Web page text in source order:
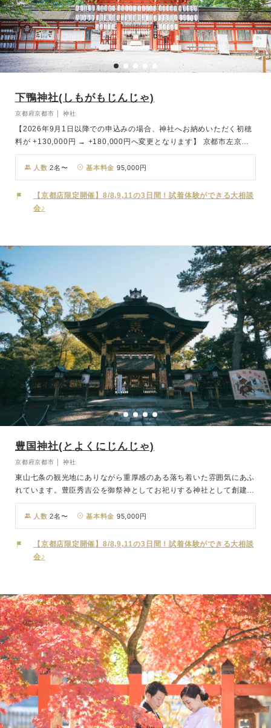
下鴨神社(しもがもじんじゃ)
京都府京都市 │ 神社
【2026年9月1日以降での申込みの場合、神社へお納めいただく初穂
料が +130,000円 → +180,000円へ変更となります】 京都市左京
区、世界遺産にも登録されている賀茂御祖神社(かもみおやじんじ
ゃ)。鴨川の下流に祀られていることから通称「下鴨神社(しもがもじ
んじゃ)」として親しまれています。京都最古の社の一つで山城国一
宮と崇められ、国事や国民の幸福を祈願しています。古くから縁結び
や子育ての神様としても人々から厚く信仰されており、参道は「糺の
で斎主が祝詞を奏上し、新郎新婦の末永い幸せを御祈願いたします。
人数 2名〜 基本料金 95,000円
【京都店限定開催】8/8,9,11の3日間！試着体験ができる大相談
会♪
豊国神社(とよくにじんじゃ)
京都府京都市 │ 神社
東山七条の観光地にありながら重厚感のある落ち着いた雰囲気にあふ
れています。豊臣秀吉公を御祭神としてお祀りする神社として創建さ
れ、秀吉公が祀られる本殿の隣には、北政所を祀る貞照神社が寄り添
うように佇んでいます。境内には、秀吉公ゆかりの“桐紋”や“ひょうた
ん”型の絵馬、武将によって寄進された石灯篭などを見ることができ
随所に歴史を感じさせてくれます。鳥居をくぐると元伏見城の城門で
あったと伝えられる桃山建築の絢爛豪華な大唐門が目の前にそびえま
と玉垣に囲まれた本殿と拝殿の広くゆったりとした特別な空間の中で
厳かに執り行われます。
人数 2名〜 基本料金 95,000円
【京都店限定開催】8/8,9,11の3日間！試着体験ができる大相談
会♪